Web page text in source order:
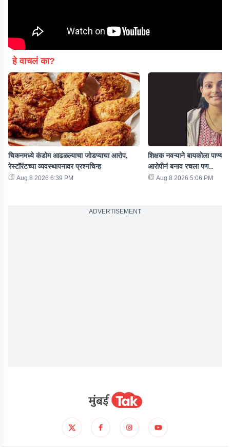
हे वाचलं का?
चिकनमध्ये कंडोम आढळल्याचा जोडप्याचा आरोप,
रेस्टॉरंटच्या व्यवस्थापनावर प्रश्नचिन्ह
Aug 8 2026 6:39 PM
शिक्षक नवऱ्याने बायकोला
आरोपीनं बनाव रचला पण..
Aug 8 2026 5:06 PM
ADVERTISEMENT